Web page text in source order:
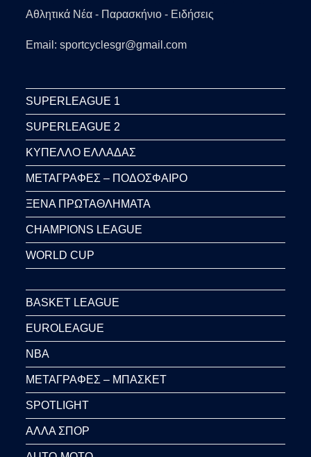
Αθλητικά Νέα - Παρασκήνιο - Ειδήσεις
Email: sportcyclesgr@gmail.com
SUPERLEAGUE 1
SUPERLEAGUE 2
ΚΥΠΕΛΛΟ ΕΛΛΑΔΑΣ
ΜΕΤΑΓΡΑΦΕΣ – ΠΟΔΟΣΦΑΙΡΟ
ΞΕΝΑ ΠΡΩΤΑΘΛΗΜΑΤΑ
CHAMPIONS LEAGUE
WORLD CUP
BASKET LEAGUE
EUROLEAGUE
NBA
ΜΕΤΑΓΡΑΦΕΣ – ΜΠΑΣΚΕΤ
SPOTLIGHT
ΑΛΛΑ ΣΠΟΡ